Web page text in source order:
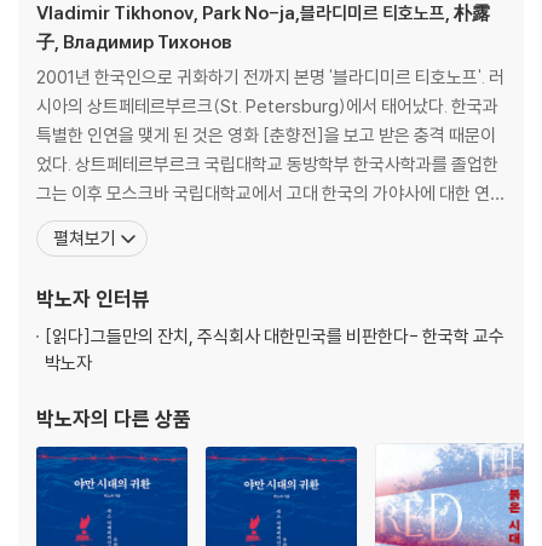
전쟁은 러시아의 ‘발전 전략’인가
러시아·우크라이나 전쟁이 드러낸 것들
러시아는 왜 전시 동원 모델을 선택했나
푸틴의 도박은 성공할까
문화는 어떻게 침공을 가능케 했는가: ‘제국’과 ‘전쟁’으로 구성된 문학
러시아·우크라이나 전쟁은 세계 패권 지형을 어떻게 재편할까
국가의 귀환은 세계 질서를 어떻게 바꿀까: 우크라이나 침략 1주년을 돌아
하층계급은 왜 전쟁에 동조하는가
‘친척 민족’ 우크라이나와 러시아는 왜 싸우는가
러시아, 침략의 논리
3부 한국과 러시아, 무엇이 같고 무엇이 다른가
한·러는 왜 ‘진짜 남자’에 열광하는가
두 개의 군사주의: 러시아와 한국
Vladimir Tikhonov, Park No-ja,블라디미르 티호노프, 朴露
子, Владимир Тихонов
2001년 한국인으로 귀화하기 전까지 본명 '블라디미르 티호노프'. 러
시아의 상트페테르부르크(St. Petersburg)에서 태어났다. 한국과
특별한 인연을 맺게 된 것은 영화 [춘향전]을 보고 받은 충격 때문이
었다. 상트페테르부르크 국립대학교 동방학부 한국사학과를 졸업한
그는 이후 모스크바 국립대학교에서 고대 한국의 가야사에 대한 연구
로 박사학위를 받았다. 모스크바 국립대학교, 러시아 국립 인문대학
교 강사를 거쳐 학생과 강사의 신분으로 한국에서 대학 생활을 보냈
다 한국을 더 잘 아는 외국인', 이라고들 한
펼쳐보기
박노자 인터뷰
[읽다]그들만의 잔치, 주식회사 대한민국를 비판한다- 한국학 교수
박노자
박노자의 다른 상품